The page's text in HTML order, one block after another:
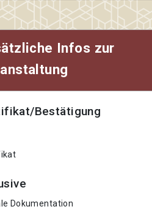
Infos zur
Bestätigung
Dokumentation